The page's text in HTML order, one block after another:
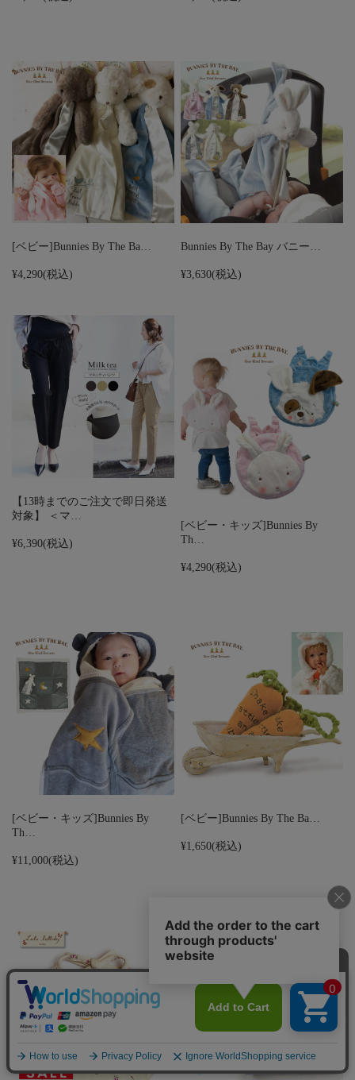
[ベビー]Bunnies By The Ba…
¥4,290(税込)
Bunnies By The Bay バニー…
¥3,630(税込)
【13時までのご注文で即日発送
対象】 ＜マ…
¥6,390(税込)
[ベビー・キッズ]Bunnies By
Th…
¥4,290(税込)
[ベビー・キッズ]Bunnies By
Th…
¥11,000(税込)
[ベビー]Bunnies By The Ba…
¥1,650(税込)